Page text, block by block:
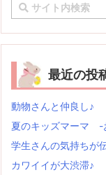
最近の投
動物さんと仲良し♪
夏のキッズマーマ -
学生さんの気持ちが
カワイイが大渋滞♪